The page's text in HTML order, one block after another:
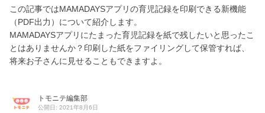
この記事ではMAMADAYSアプリの育児記録を印刷できる新機能
（PDF出力）について紹介します。
MAMADAYSアプリにたまった育児記録を紙で残したいと思ったこ
とはありませんか？印刷した紙をファイリングして保管すれば、
将来お子さんに見せることもできますよ。
トモニテ編集部
公開日: 2021年8月6日